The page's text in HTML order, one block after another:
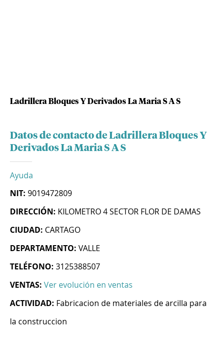
Ladrillera Bloques Y Derivados La Maria S A S
Datos de contacto de Ladrillera Bloques Y
Derivados La Maria S A S
Ayuda
NIT: 9019472809
DIRECCIÓN: KILOMETRO 4 SECTOR FLOR DE DAMAS
CIUDAD: CARTAGO
DEPARTAMENTO: VALLE
TELÉFONO: 3125388507
VENTAS: Ver evolución en ventas
ACTIVIDAD: Fabricacion de materiales de arcilla para
la construccion